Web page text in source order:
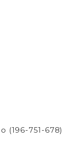
(196-751-678)